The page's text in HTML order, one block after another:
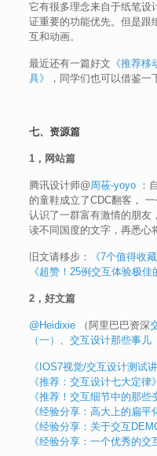
它有很多理念来自于纸笔设
证重要的功能优先。但是跟
互和动画。
最近还有一篇好文 《推荐
具》
，同学们也可以借鉴一
七、资源篇
1，网站篇
腾讯设计师@周莜-yoyo：
的童鞋成立了CDC翻客，
认识了一群富有激情的朋友
读不同国度的文字，再悉心
旧文请移步：
《7个值得收
《超赞！25例交互体验极佳
2，好文篇
@Heidixie（阿里巴巴资深
（一） 、 交互设计那些事儿
《IOS7视觉/交互设计测试讲
《推荐：交互设计七大定律》
《推荐！交互细节中的那些
《经验分享：高大上的扁平
《经验分享：关于交互
《经验分享：一个优秀的交